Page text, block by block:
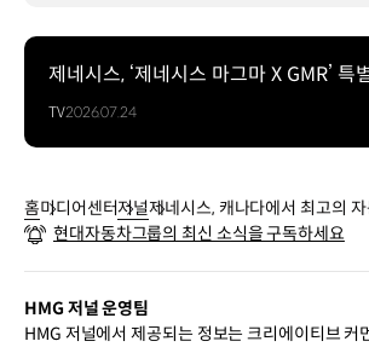
제네시스, ‘제네시스 마그마 X GMR’ 특
TV2026.07.24
홈미디어센터저널제네시스, 캐나다에서 최고의
무엇일까?
현대자동차그룹의 최신 소식을 구독하세요
HMG 저널 운영팀
HMG 저널에서 제공되는 정보는 크리에이티브 커